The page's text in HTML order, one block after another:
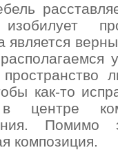
является
как-то
в центре
Помимо
композиция.